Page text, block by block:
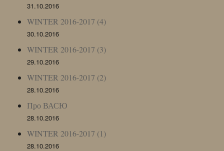
31.10.2016
WINTER 2016-2017 (4)
30.10.2016
WINTER 2016-2017 (3)
29.10.2016
WINTER 2016-2017 (2)
28.10.2016
Про ВАСЮ
28.10.2016
WINTER 2016-2017 (1)
28.10.2016